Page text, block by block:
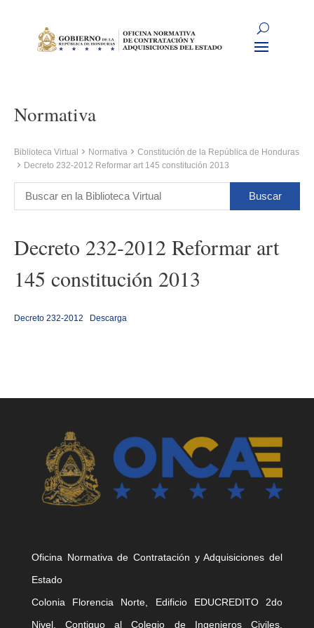
Normativa
Biblioteca Virtual Normativa
Constitución de la República de Honduras
Decreto 232-2012 Reformar art 145 constitución 2013
Decreto 232-2012 Reformar art
145 constitución 2013
Decreto 232-2012 Descarga
Oficina Normativa de Contratación y Adquisiciones del
Estado
Colonia Florencia Norte, Edificio EDUCREDITO 2do
Nivel, Contiguo al Colegio de Ingenieros Civiles,